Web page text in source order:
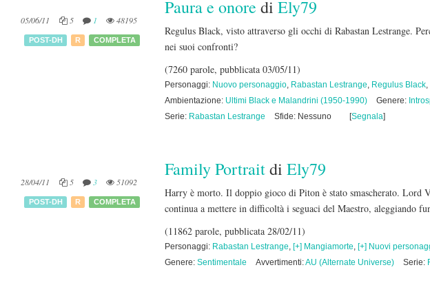
05/06/11 5 1 48195
POST-DH R COMPLETA
Paura e onore di Ely79
Regulus Black, visto attraverso gli occhi di Rabastan Lestrange.
nei suoi confronti?
(7260 parole, pubblicata 03/05/11)
Personaggi: Nuovo personaggio, Rabastan Lestrange, Regulus Black,
Ambientazione: Ultimi Black e Malandrini (1950-1990) Genere:
Serie: Rabastan Lestrange Sfide: Nessuno [Segnala]
28/04/11 5 3 51092
POST-DH R COMPLETA
Family Portraitdi Ely79
Harry è morto. Il doppio gioco di Piton è stato smascherato. Lord
continua a mettere in difficoltà i seguaci del Maestro, aleggiando
(11862 parole, pubblicata 28/02/11)
Personaggi: Rabastan Lestrange, [+] Mangiamorte, [+] Nuovi
Genere: Sentimentale Avvertimenti:AU (Alternate Universe) Serie: